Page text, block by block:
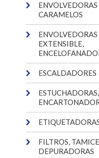
CARAMELOS
EXTENSIBLE,
ESCALDADORES
ESTUCHADORAS,
FILTROS,
DEPURADORAS